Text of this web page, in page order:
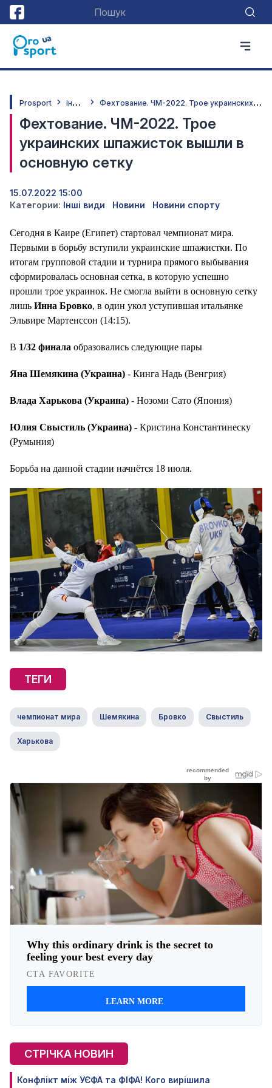
Prosport І
нші види Ф
ехтование. ЧМ-2022. Трое украинских шпажисток вышли в основную сетку
Фехтование. ЧМ-2022. Трое
украинских шпажисток вышли в
основную сетку
15.07.2022 15:00
Категории: Інші види Новини Новини спорту
Сегодня в Каире (Египет) стартовал чемпионат мира.
Первыми в борьбу вступили украинские шпажистки. По
итогам групповой стадии и турнира прямого выбывания
сформировалась основная сетка, в которую успешно
прошли трое украинок. Не смогла выйти в основную сетку
лишь Инна Бровко, в один укол уступившая итальянке
Эльвире Мартенссон (14:15).
В 1/32 финала образовались следующие пары
Яна Шемякина (Украина) - Кинга Надь (Венгрия)
Влада Харькова (Украина) - Нозоми Сато (Япония)
Юлия Свыстиль (Украина) - Кристина Константинеску
(Румыния)
Борьба на данной стадии начнётся 18 июля.
ТЕГИ
чемпионат мира Шемякина Бровко Свыстиль
Харькова
СТРІЧКА НОВИН
Конфлікт між УЄФА та ФІФА! Кого вирішила